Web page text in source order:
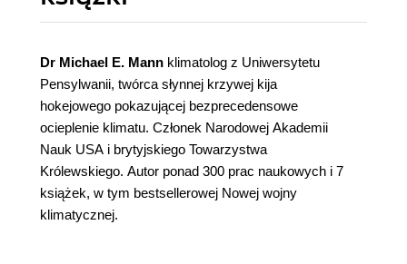
Dr Michael E. Mann klimatolog z Uniwersytetu
Pensylwanii, twórca słynnej krzywej kija
hokejowego pokazującej bezprecedensowe
ocieplenie klimatu. Członek Narodowej Akademii
Nauk USA i brytyjskiego Towarzystwa
Królewskiego. Autor ponad 300 prac naukowych i 7
książek, w tym bestsellerowej Nowej wojny
klimatycznej.